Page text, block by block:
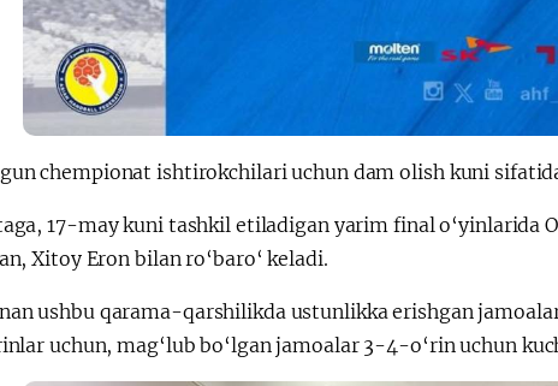
chempionat ishtirokchilari uchun dam olish kuni
17-may kuni tashkil etiladigan yarim final o‘yinlarida
Xitoy Eron bilan ro‘baro‘ keladi.
ushbu qarama-qarshilikda ustunlikka erishgan
uchun, mag‘lub bo‘lgan jamoalar 3-4-o‘rin uchun